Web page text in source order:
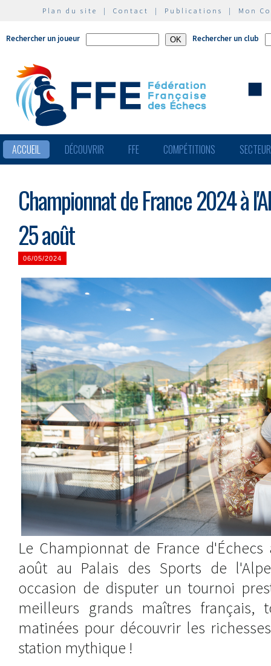
Plan du site | Contact | Publications | Mon
Rechercher un joueur Rechercher un club
ACCUEIL DÉCOUVRIR FFE COMPÉTITIONS
Championnat de France 2024 à
25 août
06/05/2024
Le Championnat de France
août au Palais des Sports de
occasion de disputer un tournoi
meilleurs grands maîtres français,
matinées pour découvrir les
station mythique !